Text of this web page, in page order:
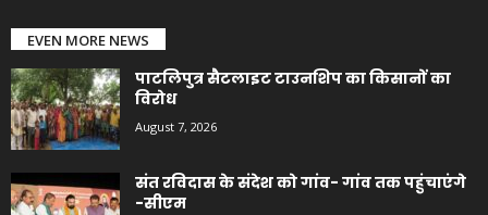
EVEN MORE NEWS
पाटलिपुत्र सैटलाइट टाउनशिप का किसानों का
विरोध
August 7, 2026
संत रविदास के संदेश को गांव- गांव तक पहुंचाएंगे
-सीएम